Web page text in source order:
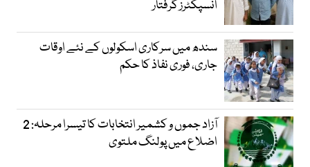
انسپکٹرز گرفتار
سندھ میں سرکاری اسکولوں کے نئے اوقات
جاری، فوری نفاذ کا حکم
آزاد جموں و کشمیر انتخابات کا تیسرا مرحلہ: 2
اضلاع میں پولنگ ملتوی